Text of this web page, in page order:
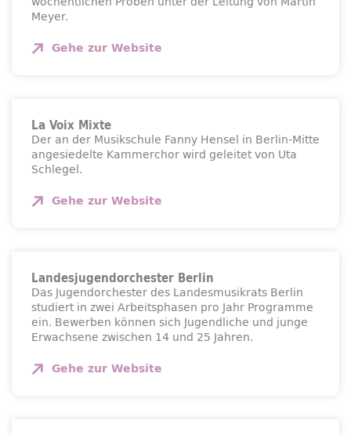
Meyer.
Gehe zur Website
La Voix Mixte
Der an der Musikschule Fanny Hensel in Berlin-Mitte
angesiedelte Kammerchor wird geleitet von Uta
Schlegel.
Gehe zur Website
Landesjugendorchester Berlin
Das Jugendorchester des Landesmusikrats Berlin
studiert in zwei Arbeitsphasen pro Jahr Programme
ein. Bewerben können sich Jugendliche und junge
Erwachsene zwischen 14 und 25 Jahren.
Gehe zur Website